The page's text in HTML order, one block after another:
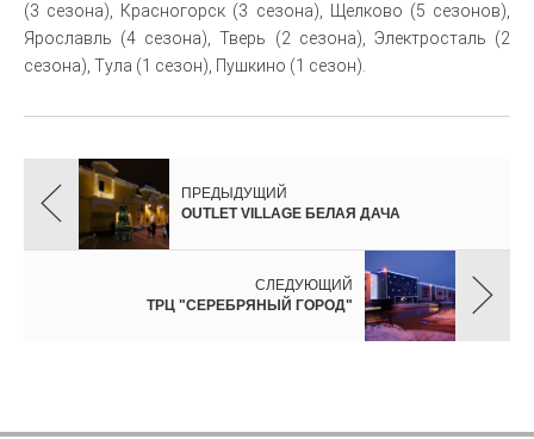
(3 сезона), Красногорск (3 сезона), Щелково (5 сезонов),
Ярославль (4 сезона), Тверь (2 сезона), Электросталь (2
сезона), Тула (1 сезон), Пушкино (1 сезон).
ПРЕДЫДУЩИЙ
OUTLET VILLAGE БЕЛАЯ ДАЧА
СЛЕДУЮЩИЙ
ТРЦ "СЕРЕБРЯНЫЙ ГОРОД"